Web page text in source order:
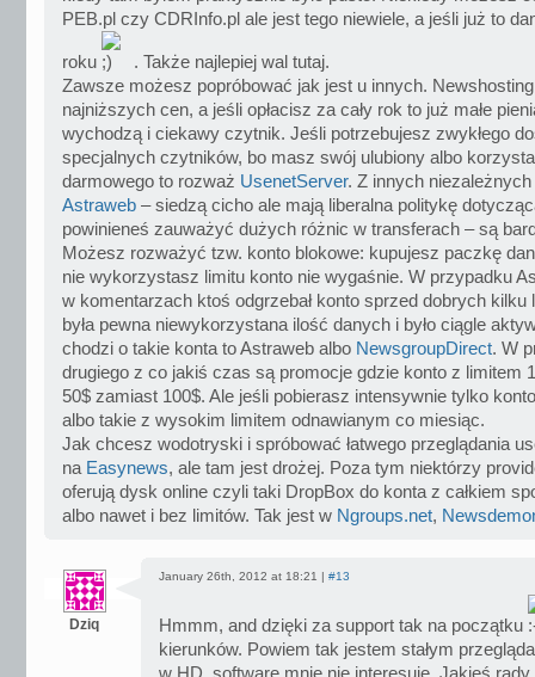
PEB.pl czy CDRInfo.pl ale jest tego niewiele, a jeśli już to
roku
. Także najlepiej wal tutaj.
Zawsze możesz popróbować jak jest u innych.
najniższych cen, a jeśli opłacisz za cały rok to już małe
wychodzą i ciekawy czytnik. Jeśli potrzebujesz zwykłego
specjalnych czytników, bo masz swój ulubiony albo
darmowego to rozważ UsenetServer. Z innych
Astraweb – siedzą cicho ale mają liberalna politykę
powinieneś zauważyć dużych różnic w transferach – są
Możesz rozważyć tzw. konto blokowe: kupujesz paczkę
nie wykorzystasz limitu konto nie wygaśnie. W przypadku
w komentarzach ktoś odgrzebał konto sprzed dobrych kilku
była pewna niewykorzystana ilość danych i było ciągle
chodzi o takie konta to Astraweb albo NewsgroupDirect. W
drugiego z co jakiś czas są promocje gdzie konto z limitem
50$ zamiast 100$. Ale jeśli pobierasz intensywnie tylko
albo takie z wysokim limitem odnawianym co miesiąc.
Jak chcesz wodotryski i spróbować łatwego przeglądania
na Easynews, ale tam jest drożej. Poza tym niektórzy
oferują dysk online czyli taki DropBox do konta z całkiem
albo nawet i bez limitów. Tak jest w Ngroups.net,
Dziq
January 26th, 2012 at 18:21 | #13
Hmmm, and dzięki za support tak na początku
kierunków. Powiem tak jestem stałym